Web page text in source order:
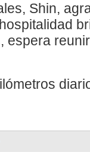
Shin,
espera